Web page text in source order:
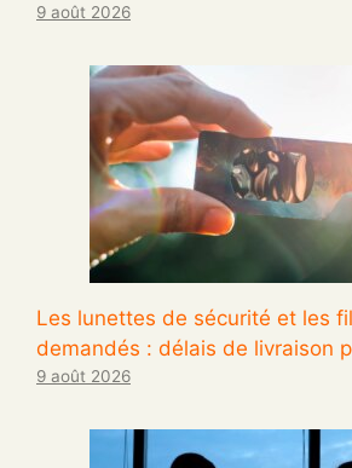
9 août 2026
Les lunettes de sécurité et les
demandés : délais de livraison
9 août 2026